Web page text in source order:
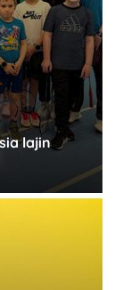
lajin